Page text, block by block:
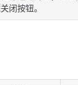
闭按钮。